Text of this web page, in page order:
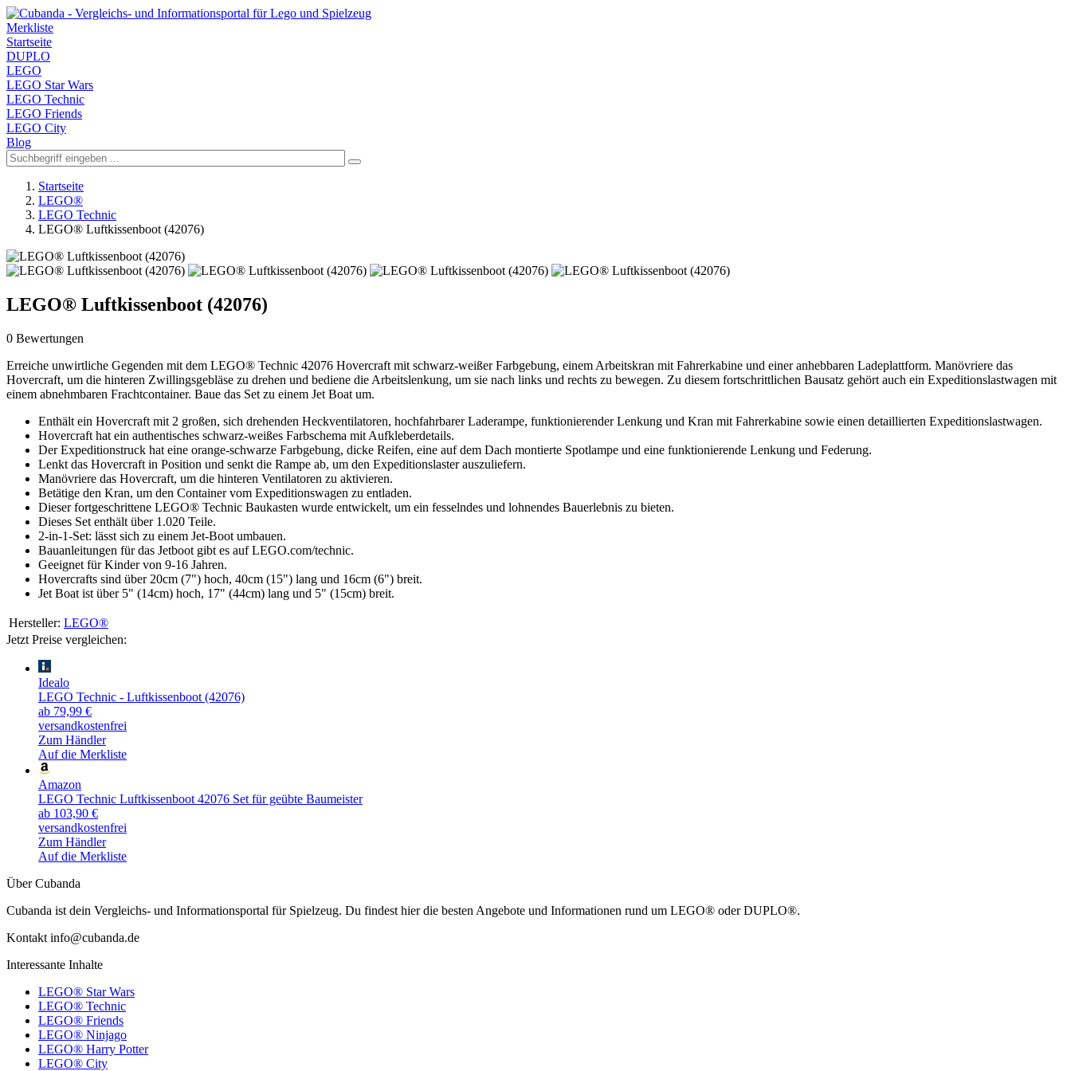
Merkliste
Startseite
DUPLO
LEGO
LEGO Star Wars
LEGO Technic
LEGO Friends
LEGO City
Blog
Startseite
LEGO®
LEGO Technic
LEGO® Luftkissenboot (42076)
LEGO® Luftkissenboot (42076)
0 Bewertungen
Erreiche unwirtliche Gegenden mit dem LEGO® Technic 42076 Hovercraft mit schwarz-weißer Farbgebung, einem Arbeitskran mit Fahrerkabine und einer anhebbaren Ladeplattform. Manövriere das
Hovercraft, um die hinteren Zwillingsgebläse zu drehen und bediene die Arbeitslenkung, um sie nach links und rechts zu bewegen. Zu diesem fortschrittlichen Bausatz gehört auch ein Expeditionslastwagen mit
einem abnehmbaren Frachtcontainer. Baue das Set zu einem Jet Boat um.
Enthält ein Hovercraft mit 2 großen, sich drehenden Heckventilatoren, hochfahrbarer Laderampe, funktionierender Lenkung und Kran mit Fahrerkabine sowie einen detaillierten Expeditionslastwagen.
Hovercraft hat ein authentisches schwarz-weißes Farbschema mit Aufkleberdetails.
Der Expeditionstruck hat eine orange-schwarze Farbgebung, dicke Reifen, eine auf dem Dach montierte Spotlampe und eine funktionierende Lenkung und Federung.
Lenkt das Hovercraft in Position und senkt die Rampe ab, um den Expeditionslaster auszuliefern.
Manövriere das Hovercraft, um die hinteren Ventilatoren zu aktivieren.
Betätige den Kran, um den Container vom Expeditionswagen zu entladen.
Dieser fortgeschrittene LEGO® Technic Baukasten wurde entwickelt, um ein fesselndes und lohnendes Bauerlebnis zu bieten.
Dieses Set enthält über 1.020 Teile.
2-in-1-Set: lässt sich zu einem Jet-Boot umbauen.
Bauanleitungen für das Jetboot gibt es auf LEGO.com/technic.
Geeignet für Kinder von 9-16 Jahren.
Hovercrafts sind über 20cm (7") hoch, 40cm (15") lang und 16cm (6") breit.
Jet Boat ist über 5" (14cm) hoch, 17" (44cm) lang und 5" (15cm) breit.
Hersteller: LEGO®
Jetzt Preise vergleichen:
Idealo
LEGO Technic - Luftkissenboot (42076)
ab 79,99 €
versandkostenfrei
Zum Händler
Auf die Merkliste
Amazon
LEGO Technic Luftkissenboot 42076 Set für geübte Baumeister
ab 103,90 €
versandkostenfrei
Zum Händler
Auf die Merkliste
Über Cubanda
Cubanda ist dein Vergleichs- und Informationsportal für Spielzeug. Du findest hier die besten Angebote und Informationen rund um LEGO® oder DUPLO®.
Kontakt info@cubanda.de
Interessante Inhalte
LEGO® Star Wars
LEGO® Technic
LEGO® Friends
LEGO® Ninjago
LEGO® Harry Potter
LEGO® City